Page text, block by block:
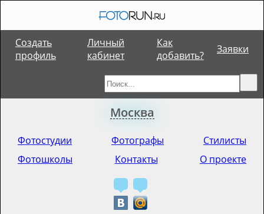
Создать
профиль
Личный
кабинет
Как
добавить?
Заявки
Москва
Фотостудии Фотографы
Стилисты
Фотошколы
Контакты О проекте